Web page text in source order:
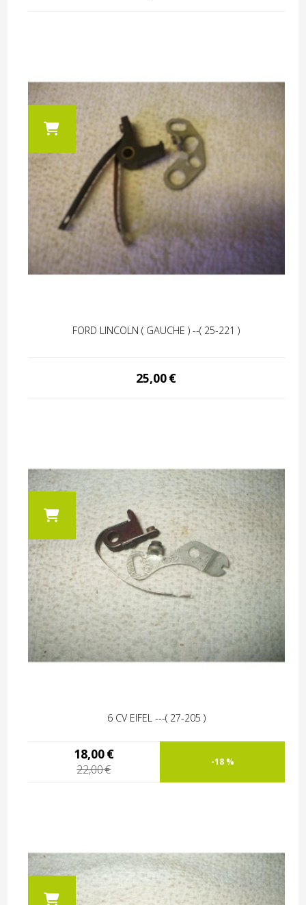
FORD LINCOLN ( GAUCHE ) --( 25-221 )
25,00€
6 CV EIFEL ---( 27-205 )
18,00€
22,00€
-18 %